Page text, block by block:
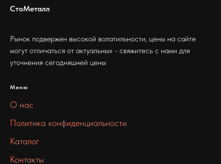
СтоМеталл
Рынок подвержен высокой волатильности, цены на сайте
могут отличаться от актуальных - свяжитесь с нами для
уточнения сегодняшней цены
Меню
О нас
Политика конфиденциальности
Каталог
Контакты